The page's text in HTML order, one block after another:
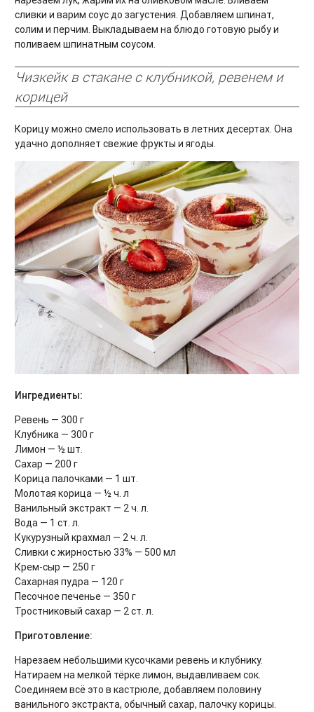
сливки и варим соус до загустения. Добавляем шпинат,
солим и перчим. Выкладываем на блюдо готовую рыбу и
поливаем шпинатным соусом.
Чизкейк в стакане с клубникой, ревенем и
корицей
Корицу можно смело использовать в летних десертах. Она
удачно дополняет свежие фрукты и ягоды.
Ингредиенты:
Ревень — 300 г
Клубника — 300 г
Лимон — ½ шт.
Сахар — 200 г
Корица палочками — 1 шт.
Молотая корица — ½ ч. л
Ванильный экстракт — 2 ч. л.
Вода — 1 ст. л.
Кукурузный крахмал — 2 ч. л.
Сливки с жирностью 33% — 500 мл
Крем-сыр — 250 г
Сахарная пудра — 120 г
Песочное печенье — 350 г
Тростниковый сахар — 2 ст. л.
Приготовление:
Нарезаем небольшими кусочками ревень и клубнику.
Натираем на мелкой тёрке лимон, выдавливаем сок.
Соединяем всё это в кастрюле, добавляем половину
ванильного экстракта, обычный сахар, палочку корицы.